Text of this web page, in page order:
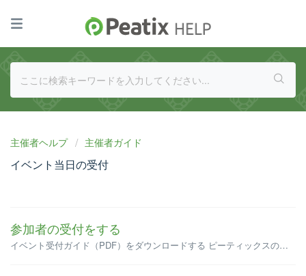
主催者ヘルプ 主催者ガイド
イベント当日の受付
参加者の受付をする
イベント受付ガイド（PDF）をダウンロードする ピーティックスのチケットは、スマートフォンアプリで表示できます。 スマートフォンでアプリをダウンロードできない場合、パソコンやスマートフォンのブラウザからもチケットを確認できます。紙のチケットは発行されませんが、パソコンからチケット画面...